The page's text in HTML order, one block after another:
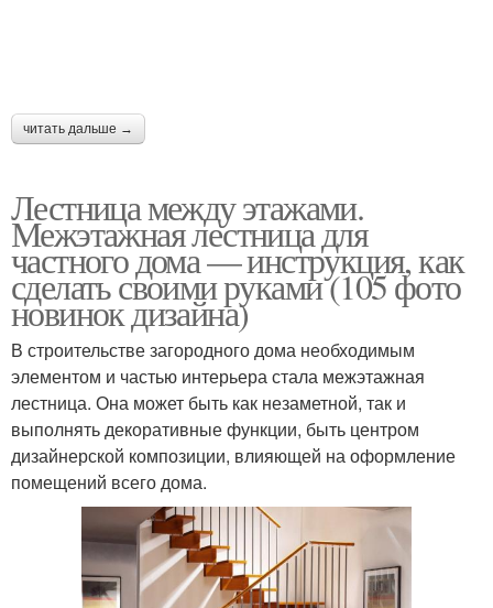
читать дальше →
Лестница между этажами.
Межэтажная лестница для
частного дома — инструкция, как
сделать своими руками (105 фото
новинок дизайна)
В строительстве загородного дома необходимым
элементом и частью интерьера стала межэтажная
лестница. Она может быть как незаметной, так и
выполнять декоративные функции, быть центром
дизайнерской композиции, влияющей на оформление
помещений всего дома.